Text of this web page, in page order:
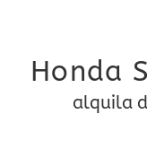
Honda
alquila